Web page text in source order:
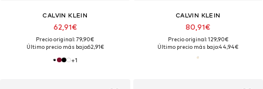
CALVIN KLEIN
62,91€
Precio original: 79,90€
Último precio más bajo:62,91€
+1
CALVIN KLEIN
80,91€
Precio original: 129,90€
Último precio más bajo:44,94€